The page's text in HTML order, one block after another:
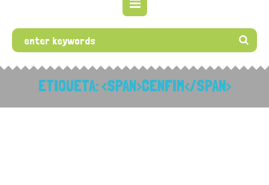
ETIQUETA: <SPAN>CENFIM</SPAN>